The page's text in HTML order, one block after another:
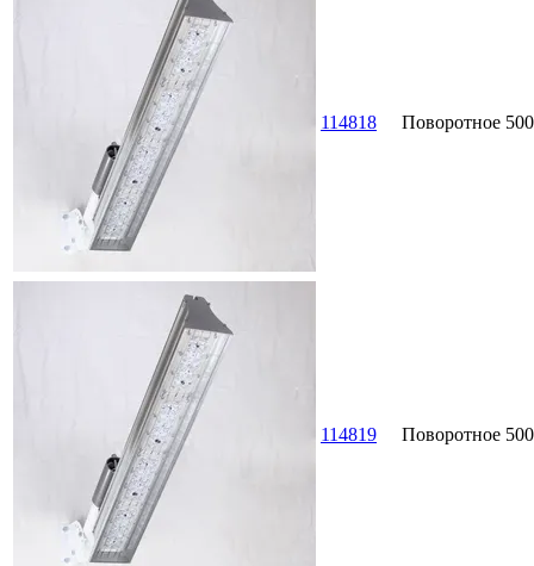
114818 Поворотное
114819 Поворотное